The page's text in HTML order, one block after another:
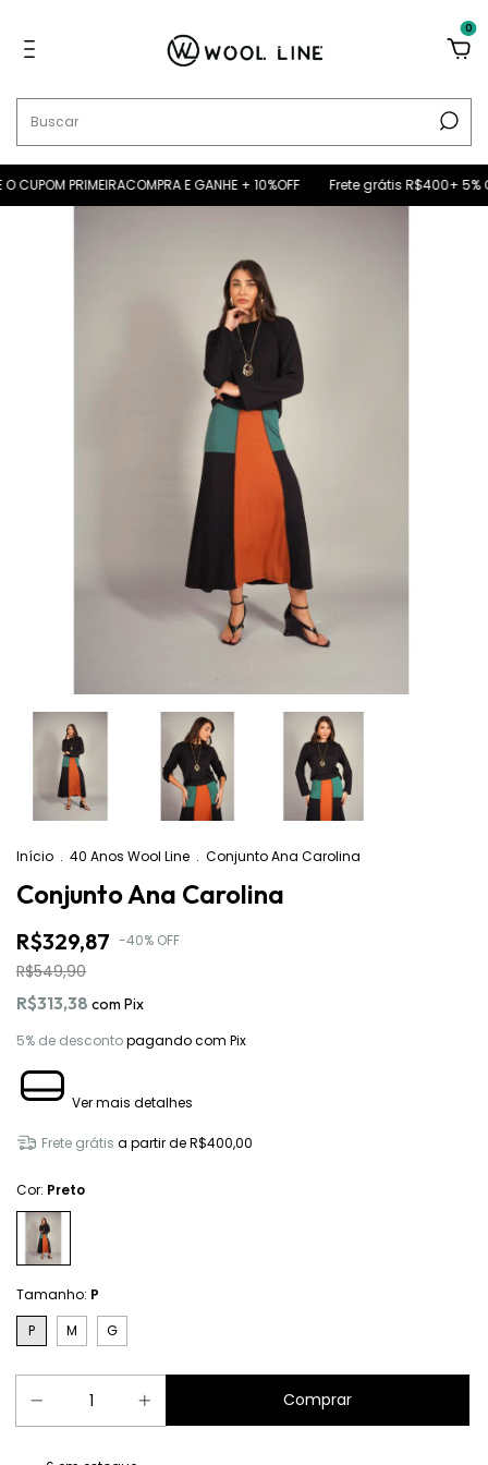
0
PRIMEIRACOMPRA E GANHE + 10%OFF Frete grátis R$400+ 5%
Início . 40 Anos Wool Line . Conjunto Ana Carolina
Conjunto Ana Carolina
R$329,87 -40% OFF
R$549,90
R$313,38 com Pix
5% de descontopagando com Pix
Ver mais detalhes
Frete grátis a partir deR$400,00
Cor: Preto
Tamanho: P
P
M G